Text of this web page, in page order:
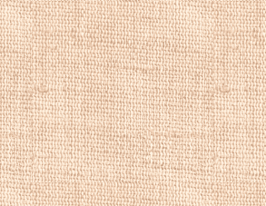
также за счет
Оклендского
Промышленныой
годах, на
годах. Он был
выставке Новой
Чарльз